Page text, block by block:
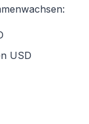
USD